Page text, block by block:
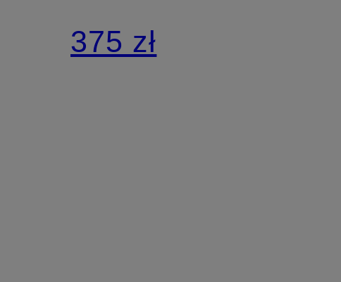
375 zł